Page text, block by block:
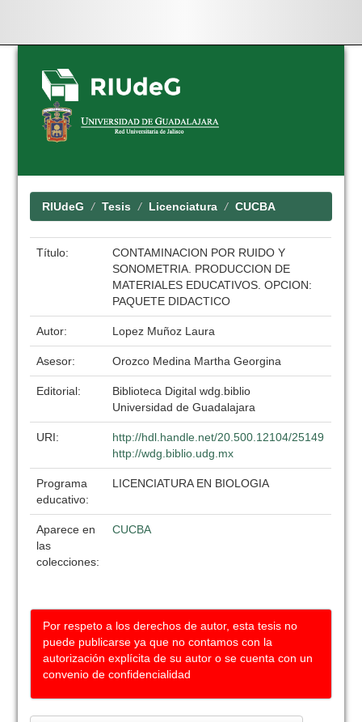
Skip
navigation
RIUdeG Tesis Licenciatura CUCBA
Título:
CONTAMINACION POR RUIDO Y
SONOMETRIA. PRODUCCION DE
MATERIALES EDUCATIVOS. OPCION:
PAQUETE DIDACTICO
Autor: Lopez Muñoz Laura
Asesor: Orozco Medina Martha Georgina
Editorial:
Biblioteca Digital wdg.biblio
Universidad de Guadalajara
URI:
http://hdl.handle.net/20.500.12104/25149
http://wdg.biblio.udg.mx
Programa
educativo:
LICENCIATURA EN BIOLOGIA
Aparece en
las
colecciones:
CUCBA
Por respeto a los derechos de autor, esta tesis no
puede publicarse ya que no contamos con la
autorización explícita de su autor o se cuenta con un
convenio de confidencialidad